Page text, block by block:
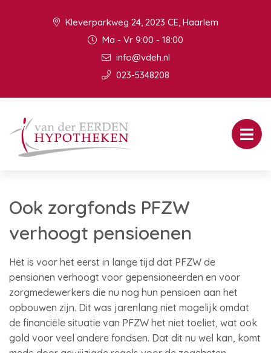
Kleverparkweg 24, 2023 CE, Haarlem
Ma - Vr 9:00 - 18:00
info@vdeh.nl
023-5348208
Ook zorgfonds PFZW
verhoogt pensioenen
Het is voor het eerst in lange tijd dat PFZW de
pensionen verhoogt voor gepensioneerden en voor
zorgmedewerkers die nu nog hun pensioen aan het
opbouwen zijn. Dit was jarenlang niet mogelijk omdat
de financiële situatie van PFZW het niet toeliet, wat ook
gold voor veel andere fondsen. Dat dit nu wel kan, komt